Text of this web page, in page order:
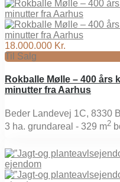
18.000.000 Kr.
Til Salg
Rokballe Mølle – 400 års
minutter fra Aarhus
Beder Landevej 1C, 8330
3 ha. grundareal - 329 m2